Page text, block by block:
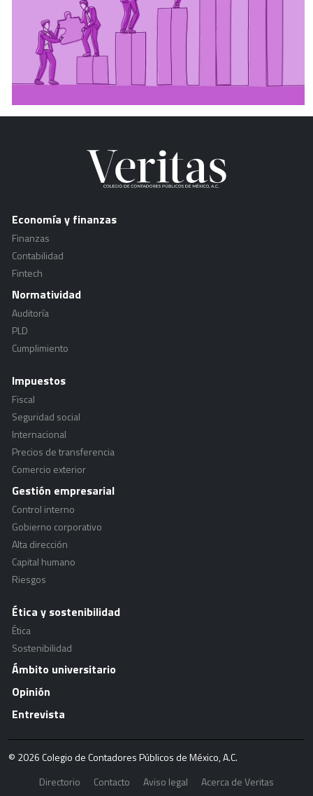
Economía y finanzas
Finanzas
Contabilidad
Fintech
Normatividad
Auditoría
PLD
Cumplimiento
Impuestos
Fiscal
Seguridad social
Internacional
Precios de transferencia
Comercio exterior
Gestión empresarial
Control interno
Gobierno corporativo
Alta dirección
Capital humano
Riesgos
Ética y sostenibilidad
Ética
Sostenibilidad
Ámbito universitario
Opinión
Entrevista
© 2026 Colegio de Contadores Públicos de México, A.C.
Directorio
Contacto Aviso legal Acerca de Veritas